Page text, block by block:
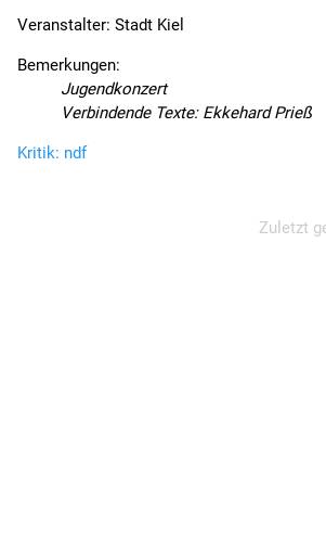
Veranstalter: Stadt Kiel
Bemerkungen:
Jugendkonzert
Verbindende Texte: Ekkehard Prieß
Kritik: ndf
Zuletzt